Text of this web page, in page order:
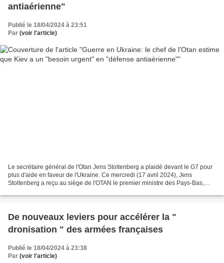
antiaérienne"
Publié le 18/04/2024 à 23:51
Par (voir l'article)
Le secrétaire général de l'Otan Jens Stoltenberg a plaidé devant le G7 pour
plus d'aide en faveur de l'Ukraine. Ce mercredi (17 avril 2024), Jens
Stoltenberg a reçu au siège de l'OTAN le premier ministre des Pays-Bas,
De nouveaux leviers pour accélérer la "
dronisation " des armées françaises
Publié le 18/04/2024 à 23:38
Par (voir l'article)